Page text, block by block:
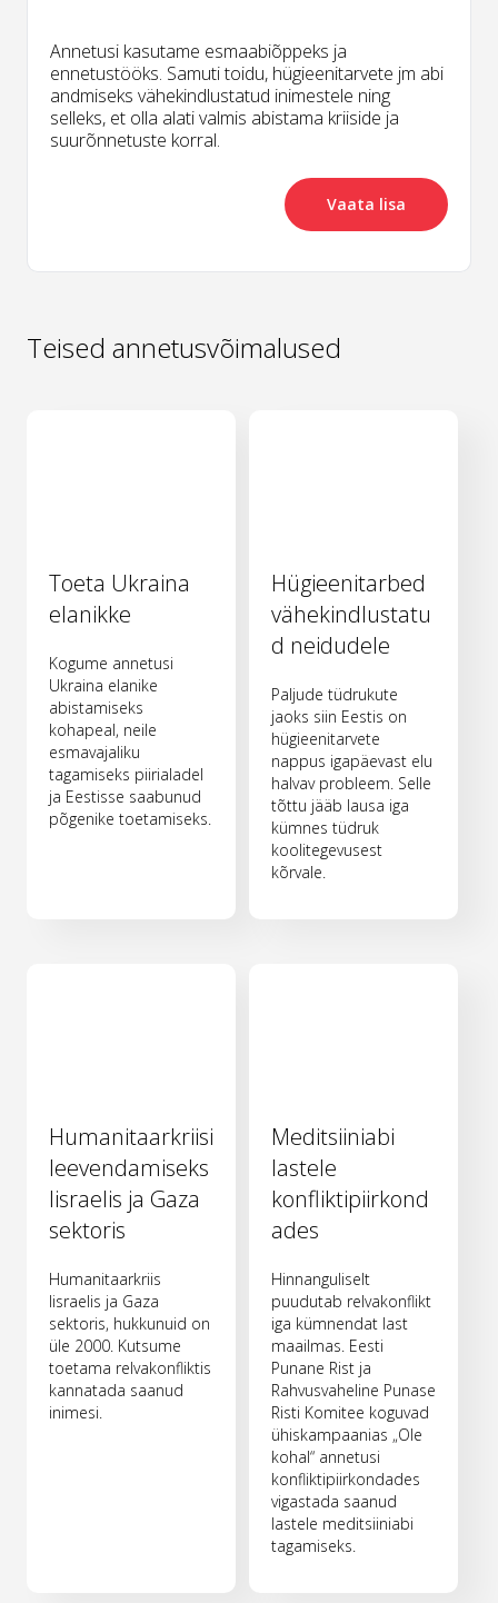
Annetusi kasutame esmaabiõppeks ja
ennetustööks. Samuti toidu, hügieenitarvete jm abi
andmiseks vähekindlustatud inimestele ning
selleks, et olla alati valmis abistama kriiside ja
suurõnnetuste korral.
Vaata lisa
Teised annetusvõimalused
Toeta Ukraina
elanikke
Kogume annetusi
Ukraina elanike
abistamiseks
kohapeal, neile
esmavajaliku
tagamiseks piirialadel
ja Eestisse saabunud
põgenike toetamiseks.
Hügieenitarbed
vähekindlustatu
d neidudele
Paljude tüdrukute
jaoks siin Eestis on
hügieenitarvete
nappus igapäevast elu
halvav probleem. Selle
tõttu jääb lausa iga
kümnes tüdruk
koolitegevusest
kõrvale.
Humanitaarkriisi
leevendamiseks
Iisraelis ja Gaza
sektoris
Humanitaarkriis
Iisraelis ja Gaza
sektoris, hukkunuid on
üle 2000. Kutsume
toetama relvakonfliktis
kannatada saanud
inimesi.
Meditsiiniabi
lastele
konfliktipiirkond
ades
Hinnanguliselt
puudutab relvakonflikt
iga kümnendat last
maailmas. Eesti
Punane Rist ja
Rahvusvaheline Punase
Risti Komitee koguvad
ühiskampaanias „Ole
kohal“ annetusi
konfliktipiirkondades
vigastada saanud
lastele meditsiiniabi
tagamiseks.